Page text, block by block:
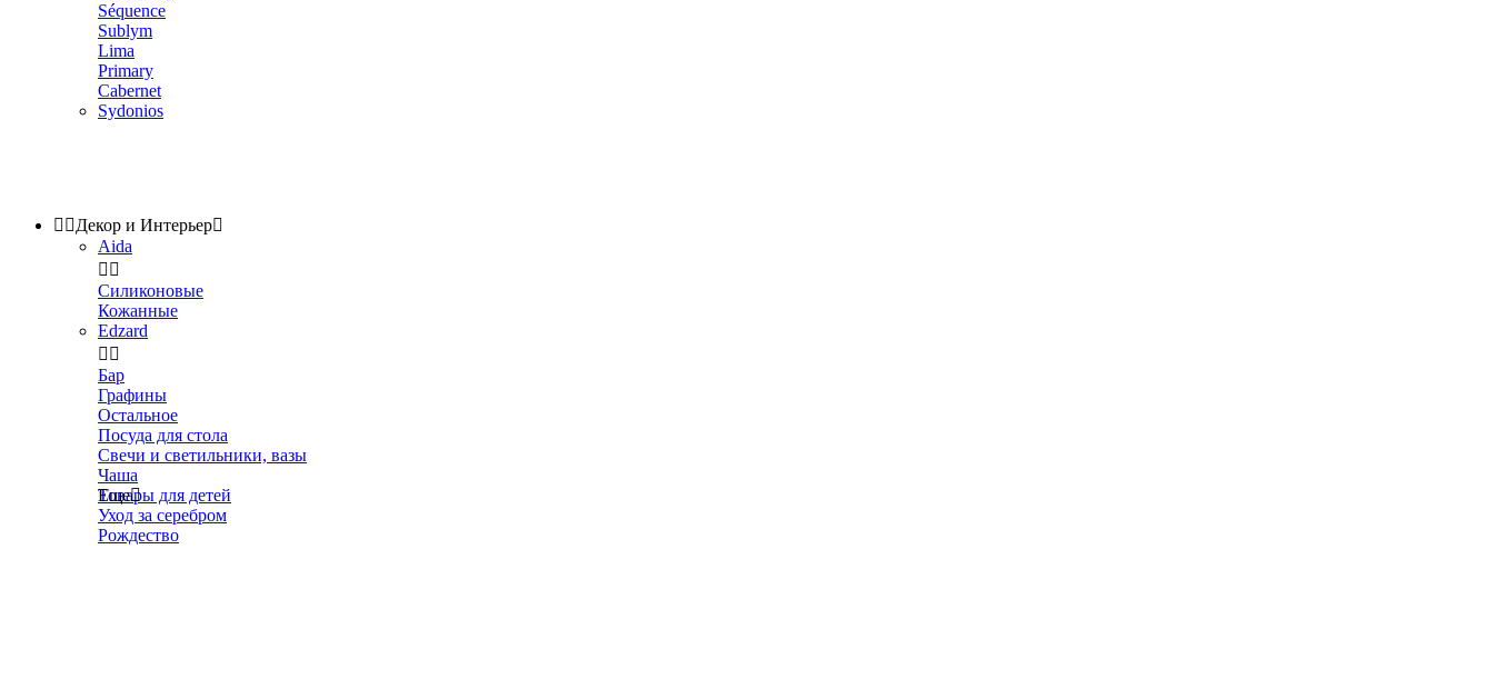
Séquence
Sublym
Lima
Primary
Cabernet
Sydonios
 Декор и Интерьер
Aida
 
Силиконовые
Кожанные
Edzard
 
Бар
Графины
Остальное
Посуда для стола
Свечи и светильники, вазы
Чаша
Товары для детей
Уход за серебром
Рождество
Еще